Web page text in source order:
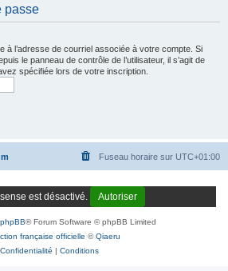
passe
à l’adresse de courriel associée à votre compte. Si
le panneau de contrôle de l’utilisateur, il s’agit de
spécifiée lors de votre inscription.
Fuseau horaire sur UTC+01:00
est désactivé. Autoriser
phpBB® Forum Software © phpBB Limited
française officielle ©Qiaeru
Confidentialité | Conditions